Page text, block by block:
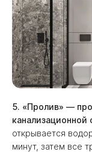
5. «Пролив» —
канализационной
открывается
минут, затем все